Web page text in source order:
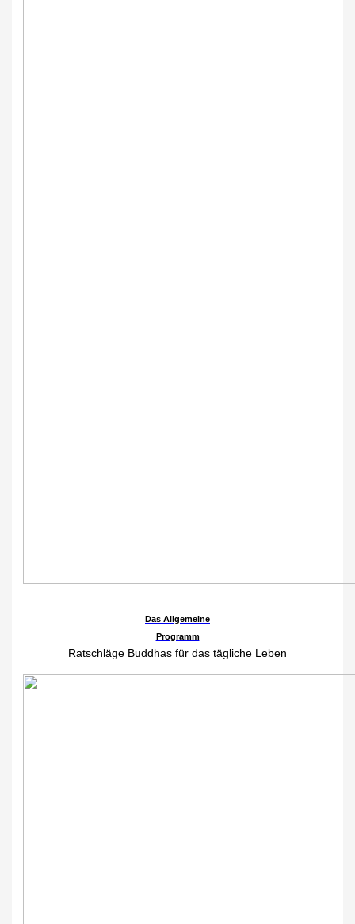
Das Allgemeine
Programm
Ratschläge Buddhas für das tägliche Leben